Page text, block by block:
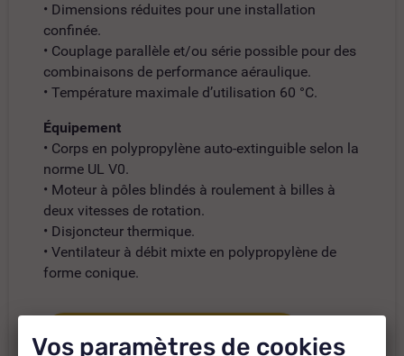
• Dimensions réduites pour une installation
confinée.
• Couplage parallèle et/ou série possible pour des
combinaisons de performance aéraulique.
• Température maximale d’utilisation 60 °C.
Équipement
• Corps en polypropylène auto-extinguible selon la
norme UL V0.
• Moteur à pôles blindés à roulement à billes à
deux vitesses de rotation.
• Disjoncteur thermique.
• Ventilateur à débit mixte en polypropylène de
forme conique.
Vos paramètres de cookies